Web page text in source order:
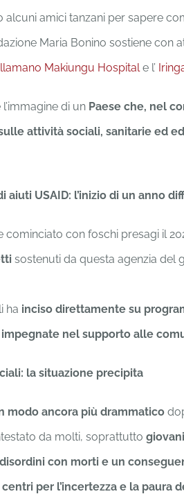
amici tanzani per sapere
Maria Bonino sostiene con
Makiungu Hospitale l’
di un Paese che, nel
attività sociali, sanitarie ed
USAID: l’inizio di un anno
con foschi presagi il
sostenuti da questa agenzia del
ha inciso direttamente su
nel supporto alle
la situazione precipita
modo ancora più drammatico
da molti, soprattutto
con morti e un
per l’incertezza e la paura